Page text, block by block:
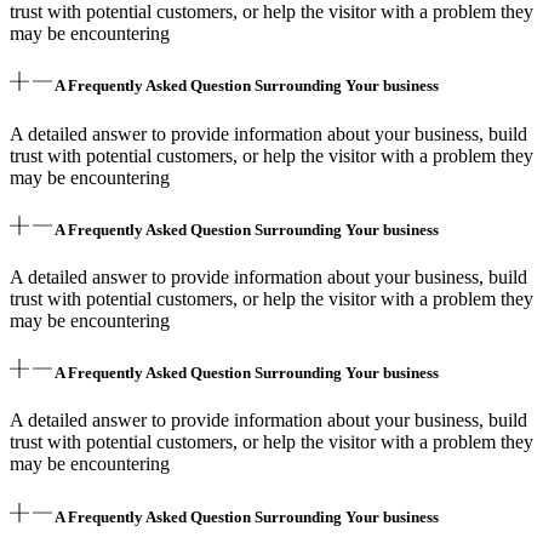
trust with potential customers, or help the visitor with a problem they
may be encountering
A Frequently Asked Question Surrounding Your business
A detailed answer to provide information about your business, build
trust with potential customers, or help the visitor with a problem they
may be encountering
A Frequently Asked Question Surrounding Your business
A detailed answer to provide information about your business, build
trust with potential customers, or help the visitor with a problem they
may be encountering
A Frequently Asked Question Surrounding Your business
A detailed answer to provide information about your business, build
trust with potential customers, or help the visitor with a problem they
may be encountering
A Frequently Asked Question Surrounding Your business